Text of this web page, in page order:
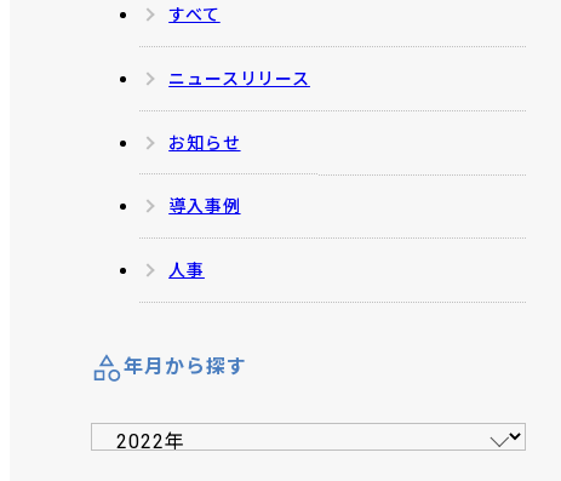
すべて
ニュースリリース
お知らせ
導入事例
人事
年月から探す